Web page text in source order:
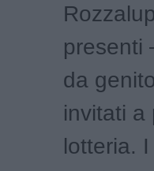
presenti
da
invitati a
lotteria.